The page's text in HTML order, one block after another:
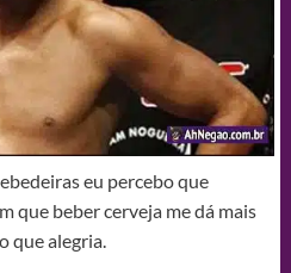
eu percebo que
que beber cerveja me dá mais
que alegria.